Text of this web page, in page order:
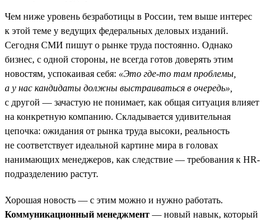
Чем ниже уровень безработицы в России, тем выше интерес
к этой теме у ведущих федеральных деловых изданий.
Сегодня СМИ пишут о рынке труда постоянно. Однако
бизнес, с одной стороны, не всегда готов доверять этим
новостям, успокаивая себя: «Это где-то там проблемы,
а у нас кандидаты должны выстраиваться в очередь»,
с другой — зачастую не понимает, как общая ситуация влияет
на конкретную компанию. Складывается удивительная
цепочка: ожидания от рынка труда высоки, реальность
не соответствует идеальной картине мира в головах
нанимающих менеджеров, как следствие — требования к HR-
подразделению растут.
Хорошая новость — с этим можно и нужно работать.
Коммуникационный менеджмент — новый навык, который